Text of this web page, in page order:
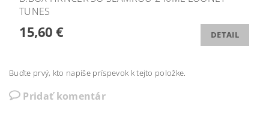
TUNES
15,60 € DETAIL
Buďte prvý, kto napíše príspevok k tejto položke.
Pridať komentár